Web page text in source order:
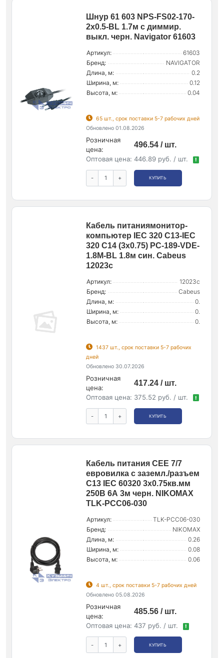
Шнур 61 603 NPS-FS02-170-
2х0.5-BL 1.7м с диммир.
выкл. черн. Navigator 61603
Артикул:
61603
Бренд:
NAVIGATOR
Длина, м:
0.2
Ширина, м:
0.12
Высота, м:
0.04
65 шт., срок поставки 5-7 рабочих дней
Обновлено 01.08.2026
Розничная
цена:
496.54 / шт.
Оптовая цена: 446.89 руб. / шт. !
- + КУПИТЬ
Кабель питаниямонитор-
компьютер IEC 320 C13-IEC
320 C14 (3х0.75) PC-189-VDE-
1.8M-BL 1.8м син. Cabeus
12023c
Артикул:
12023c
Бренд:
Cabeus
Длина, м:
0.
Ширина, м:
0.
Высота, м:
0.
1437 шт., срок поставки 5-7 рабочих
дней
Обновлено 30.07.2026
Розничная
цена:
417.24 / шт.
Оптовая цена: 375.52 руб. / шт. !
- + КУПИТЬ
Кабель питания CEE 7/7
евровилка с заземл./разъем
C13 IEC 60320 3х0.75кв.мм
250В 6А 3м черн. NIKOMAX
TLK-PCC06-030
Артикул:
TLK-PCC06-030
Бренд:
NIKOMAX
Длина, м:
0.26
Ширина, м:
0.08
Высота, м:
0.06
4 шт., срок поставки 5-7 рабочих дней
Обновлено 05.08.2026
Розничная
цена:
485.56 / шт.
Оптовая цена: 437 руб. / шт. !
- + КУПИТЬ